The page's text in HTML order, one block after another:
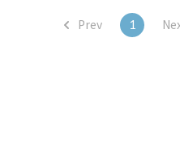
Prev 1